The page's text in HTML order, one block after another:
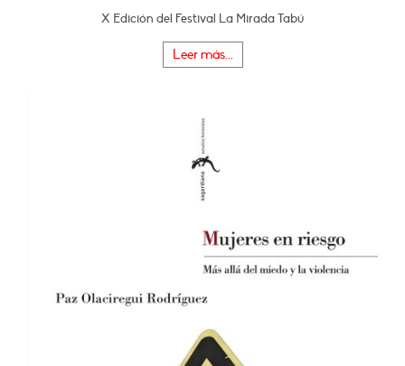
X Edición del Festival La Mirada Tabú
Leer más...